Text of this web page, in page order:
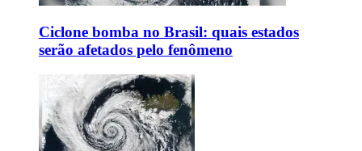
Ciclone bomba no Brasil: quais estados
serão afetados pelo fenômeno